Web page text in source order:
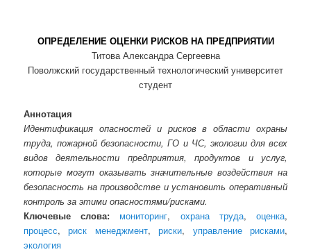
ОПРЕДЕЛЕНИЕ ОЦЕНКИ РИСКОВ НА ПРЕДПРИЯТИИ
Титова Александра Сергеевна
Поволжский государственный технологический университет
студент
Аннотация
Идентификация опасностей и рисков в области охраны
труда, пожарной безопасности, ГО и ЧС, экологии для всех
видов деятельности предприятия, продуктов и услуг,
которые могут оказывать значительные воздействия на
безопасность на производстве и установить оперативный
контроль за этими опасностями/рисками.
Ключевые слова:
мониторинг, охрана труда, оценка,
процесс,риск менеджмент,риски, управление рисками,
экология